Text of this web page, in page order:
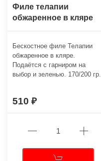
Филе телапии
обжаренное в кляре
Бескостное филе Телапии
обжаренное в кляре.
Подаётся с гарниром на
выбор и зеленью. 170/200 гр.
510